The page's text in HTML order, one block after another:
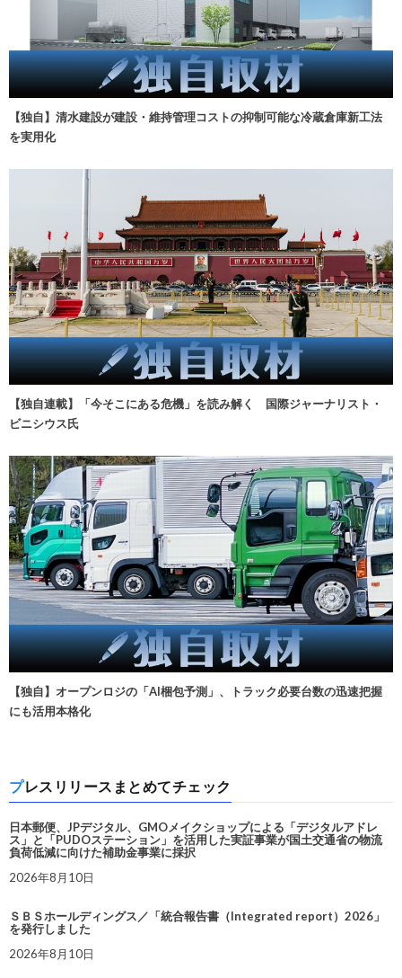
【独自】清水建設が建設・維持管理コストの抑制可能な冷蔵倉庫新工法
を実用化
【独自連載】「今そこにある危機」を読み解く 国際ジャーナリスト・
ビニシウス氏
【独自】オープンロジの「AI梱包予測」、トラック必要台数の迅速把握
にも活用本格化
プレスリリースまとめてチェック
日本郵便、JPデジタル、GMOメイクショップによる「デジタルアドレ
ス」と「PUDOステーション」を活用した実証事業が国土交通省の物流
負荷低減に向けた補助金事業に採択
2026年8月10日
ＳＢＳホールディングス／「統合報告書（Integrated report）2026」
を発行しました
2026年8月10日